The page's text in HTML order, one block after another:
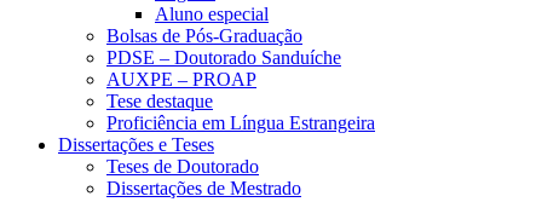
Aluno especial
Bolsas de Pós-Graduação
PDSE – Doutorado Sanduíche
AUXPE – PROAP
Tese destaque
Proficiência em Língua Estrangeira
Dissertações e Teses
Teses de Doutorado
Dissertações de Mestrado